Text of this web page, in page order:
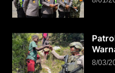
8/03/